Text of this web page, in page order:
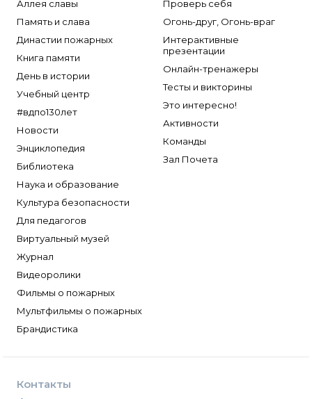
Аллея славы
Память и слава
Династии пожарных
Книга памяти
День в истории
Учебный центр
#вдпо130лет
Новости
Энциклопедия
Библиотека
Наука и образование
Культура безопасности
Для педагогов
Виртуальный музей
Журнал
Видеоролики
Фильмы о пожарных
Мультфильмы о пожарных
Брандистика
Проверь себя
Огонь-друг, Огонь-враг
Интерактивные
презентации
Онлайн-тренажеры
Тесты и викторины
Это интересно!
Активности
Команды
Зал Почета
Контакты